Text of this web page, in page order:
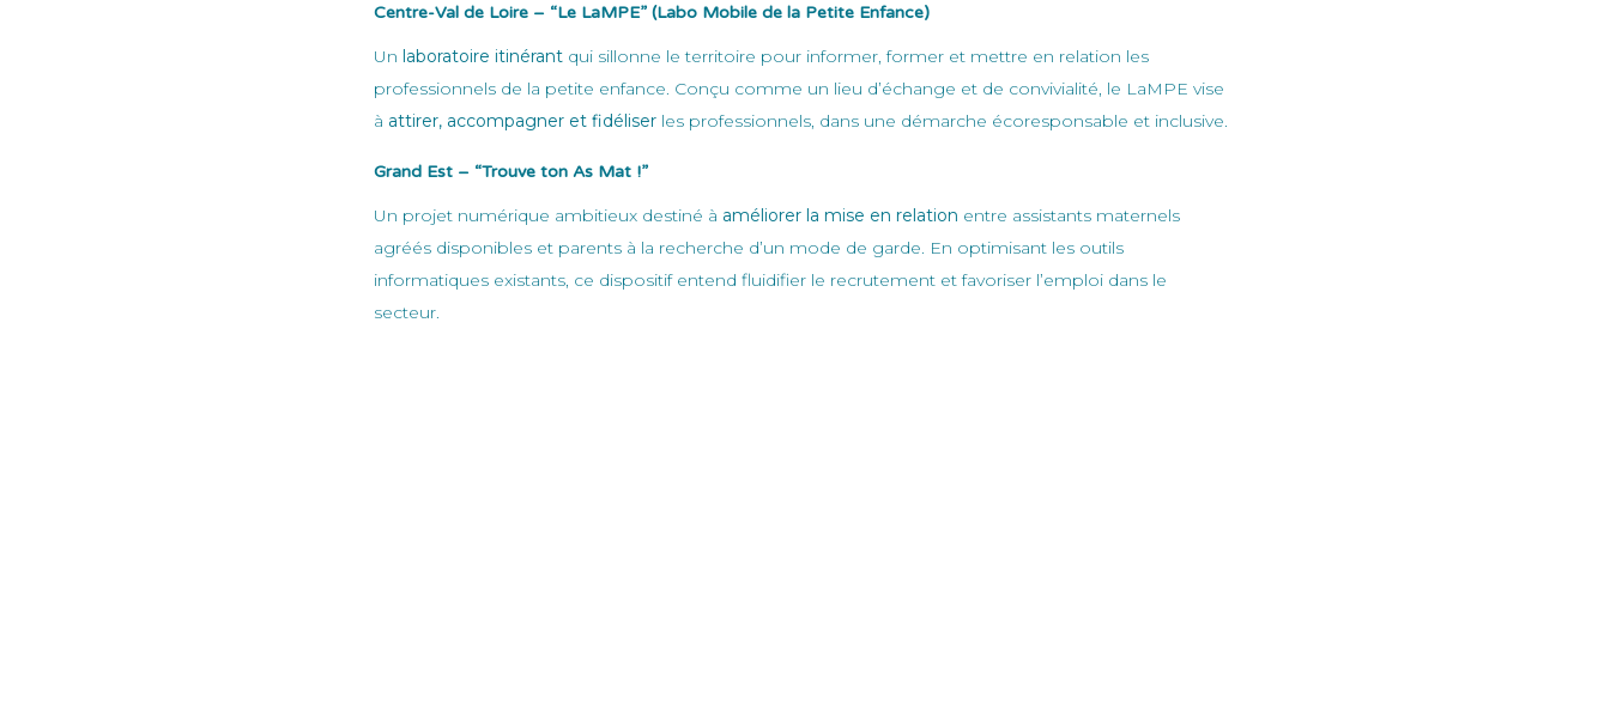
Centre-Val de Loire – “Le LaMPE” (Labo Mobile de la Petite Enfance)
Un laboratoire itinérant qui sillonne le territoire pour informer, former et mettre en relation les
professionnels de la petite enfance. Conçu comme un lieu d’échange et de convivialité, le LaMPE vise
à attirer, accompagner et fidéliser les professionnels, dans une démarche écoresponsable et inclusive.
Grand Est – “Trouve ton As Mat !”
Un projet numérique ambitieux destiné à améliorer la mise en relation entre assistants maternels
agréés disponibles et parents à la recherche d’un mode de garde. En optimisant les outils
informatiques existants, ce dispositif entend fluidifier le recrutement et favoriser l’emploi dans le
secteur.
Déclaration de confidentialité
Contactez-nous
04.74.72.99.85